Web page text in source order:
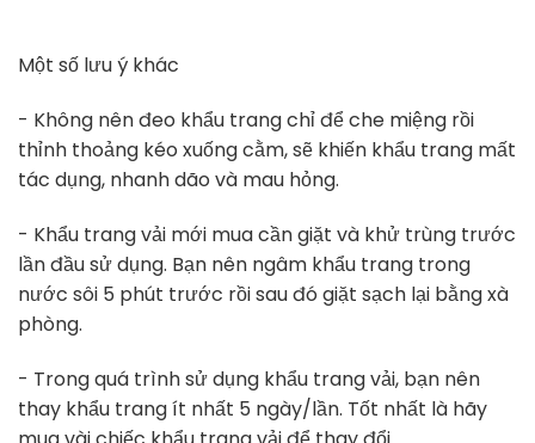
Một số lưu ý khác
- Không nên đeo khẩu trang chỉ để che miệng rồi
thỉnh thoảng kéo xuống cằm, sẽ khiến khẩu trang mất
tác dụng, nhanh dão và mau hỏng.
- Khẩu trang vải mới mua cần giặt và khử trùng trước
lần đầu sử dụng. Bạn nên ngâm khẩu trang trong
nước sôi 5 phút trước rồi sau đó giặt sạch lại bằng xà
phòng.
- Trong quá trình sử dụng khẩu trang vải, bạn nên
thay khẩu trang ít nhất 5 ngày/lần. Tốt nhất là hãy